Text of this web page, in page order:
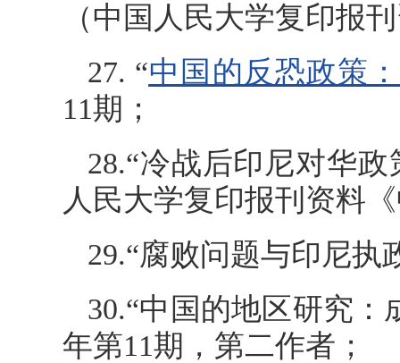
（中国人民大学复印报
27. “中国的反恐政策
11期；
28.“冷战后印尼对华
人民大学复印报刊资料
29.“腐败问题与印尼执
30.“中国的地区研究：
年第11期，第二作者；